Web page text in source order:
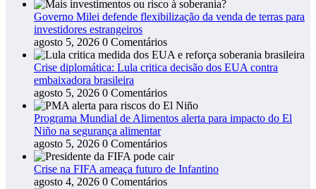
Governo Milei defende flexibilização da venda de terras para
investidores estrangeiros
agosto 5, 2026 0 Comentários
Crise diplomática: Lula critica decisão dos EUA contra
embaixadora brasileira
agosto 5, 2026 0 Comentários
Programa Mundial de Alimentos alerta para impacto do El
Niño na segurança alimentar
agosto 5, 2026 0 Comentários
Crise na FIFA ameaça futuro de Infantino
agosto 4, 2026 0 Comentários